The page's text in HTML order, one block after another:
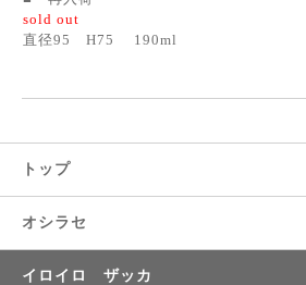
sold out
直径95 H75 190ml
トップ
オシラセ
イロイロ ザッカ